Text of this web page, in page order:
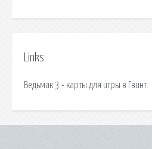
Links
Ведьмак 3 - карты для игры в Гвинт.